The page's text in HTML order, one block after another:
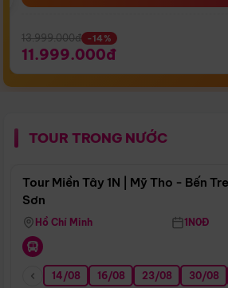
13.999.000đ -14%
11.999.000đ
TOUR TRONG NƯỚC
Tour Miền Tây 1N | Mỹ Tho - Bến
Sơn
Hồ Chí Minh 1N0Đ
14/08 16/08 23/08 30/08